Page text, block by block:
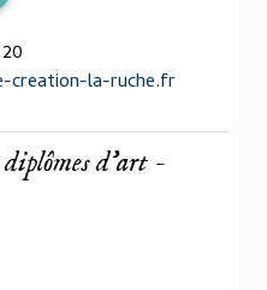
la-ruche.fr
diplômes d'art -